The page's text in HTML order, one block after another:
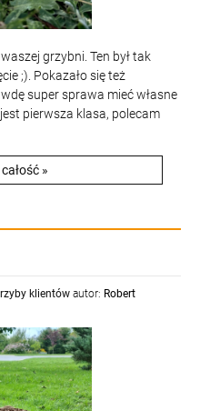
grzybni. Ten był tak
;). Pokazało się też
super sprawa mieć własne
pierwsza klasa, polecam
»
klientów autor: Robert